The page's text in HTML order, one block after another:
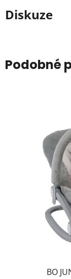
Diskuze
Podobné
BO